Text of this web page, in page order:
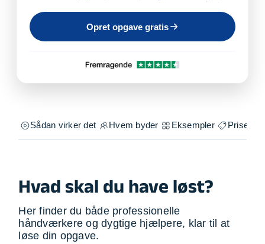
Opret opgave gratis
Sådan virker det Hvem byder Eksempler Priser
Hvad skal du have løst?
Her finder du både professionelle
håndværkere og dygtige hjælpere, klar til at
løse din opgave.